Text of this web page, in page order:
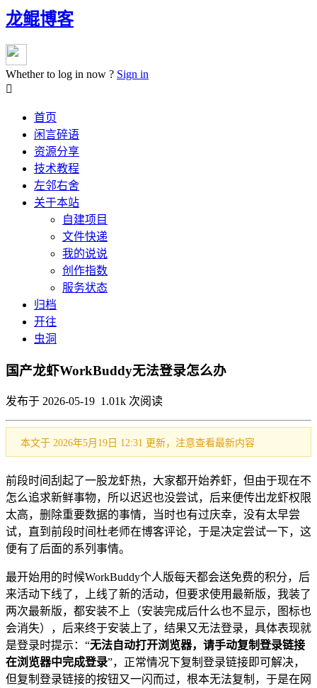
龙鲲博客
Whether to log in now ? Sign in

首页
闲言碎语
资源分享
技术教程
左邻右舍
关于本站
自建项目
文件快递
我的说说
创作指数
服务状态
归档
开往
虫洞
国产龙虾WorkBuddy无法登录怎么办
发布于 2026-05-19 1.01k 次阅读
本文于 2026年5月19日 12:31 更新，注意查看最新内容
前段时间刮起了一股龙虾热，大家都开始养虾，但由于现在不
怎么追求新鲜事物，所以迟迟也没尝试，后来便传出龙虾权限
太高，删除重要数据的事情，当时也有过庆幸，没有太早尝
试，直到前段时间杜老师在博客评论，于是决定尝试一下，这
便有了后面的系列事情。
最开始用的时候WorkBuddy个人版每天都会送免费的积分，后
来活动下线了，上线了新的活动，但要求使用最新版，我装了
两次最新版，都安装不上（安装完成后什么也不显示，图标也
会消失），后来终于安装上了，结果又无法登录，具体表现就
是登录时提示：“无法自动打开浏览器，请手动复制登录链接
在浏览器中完成登录”，正常情况下复制登录链接即可解决，
但复制登录链接的按钮又一闪而过，根本无法复制，于是在网